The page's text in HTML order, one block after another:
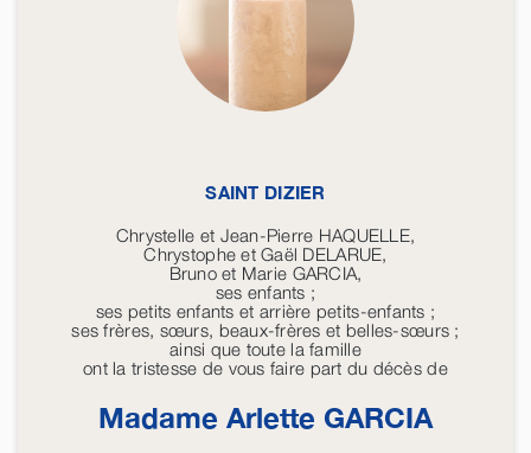
SAINT DIZIER
Chrystelle et Jean-Pierre HAQUELLE,
Chrystophe et Gaël DELARUE,
Bruno et Marie GARCIA,
ses enfants ;
ses petits enfants et arrière petits-enfants ;
ses frères, sœurs, beaux-frères et belles-sœurs ;
ainsi que toute la famille
ont la tristesse de vous faire part du décès de
Madame Arlette GARCIA